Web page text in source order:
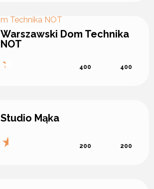
Warszawski Dom Technika
NOT
400 400
Studio Mąka
200 200